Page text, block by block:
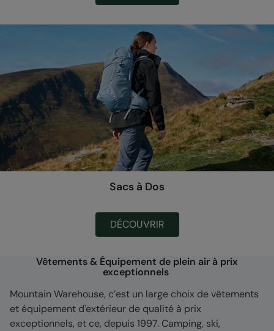
Sacs à Dos
DÉCOUVRIR
Vêtements & Équipement de plein air à prix
exceptionnels
Mountain Warehouse, c’est un large choix de vêtements
et équipement d'extérieur de qualité à prix
exceptionnels, et ce, depuis 1997. Camping, ski,